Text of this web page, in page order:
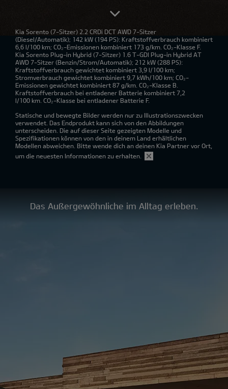
Kia Sorento (7-Sitzer) 2.2 CRDi DCT AWD 7-Sitzer
(Diesel/Automatik); 142 kW (194 PS): Kraftstoffverbrauch kombiniert
6,6 l/100 km; CO₂-Emissionen kombiniert 173 g/km. CO₂-Klasse F.
Kia Sorento Plug-in Hybrid (7-Sitzer) 1.6 T-GDI Plug-in Hybrid AT
AWD 7-Sitzer (Benzin/Strom/Automatik); 212 kW (288 PS):
Kraftstoffverbrauch gewichtet kombiniert 3,9 l/100 km;
Stromverbrauch gewichtet kombiniert 9,7 kWh/100 km; CO₂-
Emissionen gewichtet kombiniert 87 g/km. CO₂-Klasse B.
Kraftstoffverbrauch bei entladener Batterie kombiniert 7,2
l/100 km. CO₂-Klasse bei entladener Batterie F.
Statische und bewegte Bilder werden nur zu Illustrationszwecken
verwendet. Das Endprodukt kann sich von den Abbildungen
unterscheiden. Die auf dieser Seite gezeigten Modelle und
Spezifikationen können von den in deinem Land erhältlichen
Modellen abweichen. Bitte wende dich an deinen Kia Partner vor Ort,
um die neuesten Informationen zu erhalten.
Das Außergewöhnliche im Alltag erleben.